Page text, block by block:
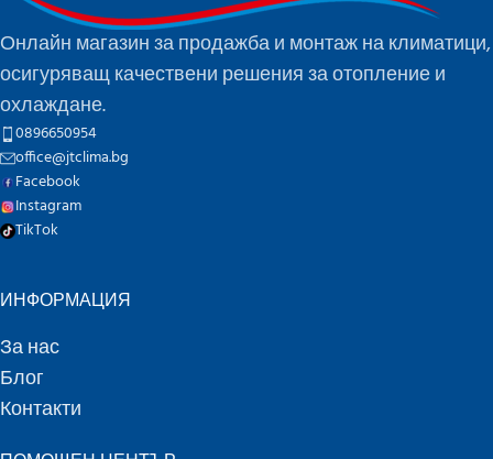
Онлайн магазин за продажба и монтаж на климатици,
осигуряващ качествени решения за отопление и
охлаждане.
0896650954
office@jtclima.bg
Facebook
Instagram
TikTok
ИНФОРМАЦИЯ
За нас
Блог
Контакти